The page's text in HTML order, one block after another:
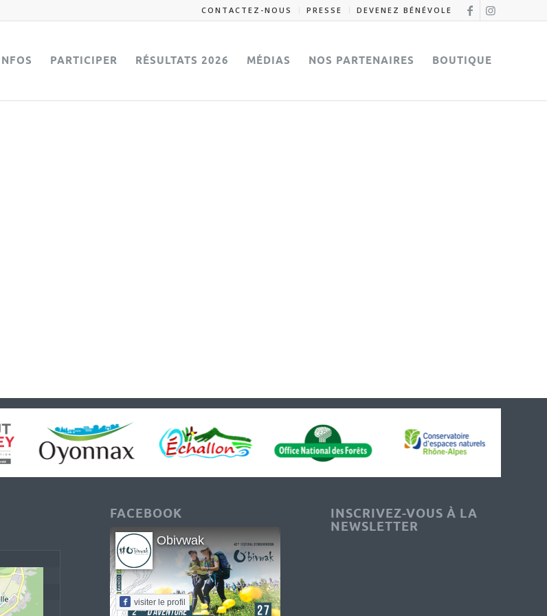
CONTACTEZ-NOUS PRESSE DEVENEZ BÉNÉVOLE
PARTICIPER RÉSULTATS 2026 MÉDIAS NOS PARTENAIRES BOUTIQUE
FACEBOOK
Obivwak
visiter le profil
INSCRIVEZ-VOUS À LA
NEWSLETTER